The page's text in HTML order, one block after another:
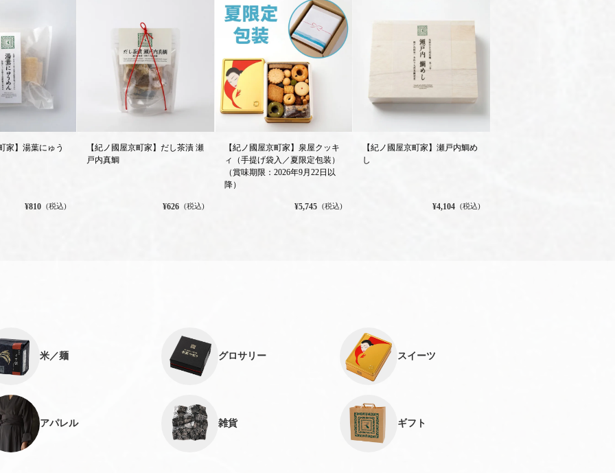
家】湯葉にゅう
¥810 (税込)
【紀ノ國屋京町家】だし茶漬 瀬
戸内真鯛
¥626 (税込)
【紀ノ國屋京町家】泉屋クッキ
ィ（手提げ袋入／夏限定包装）
（賞味期限：2026年9月22日以
降）
¥5,745 (税込)
【紀ノ國屋京町家】瀬戸内鯛め
し
¥4,104 (税込)
米／麺 グロサリー スイーツ
アパレル 雑貨 ギフト